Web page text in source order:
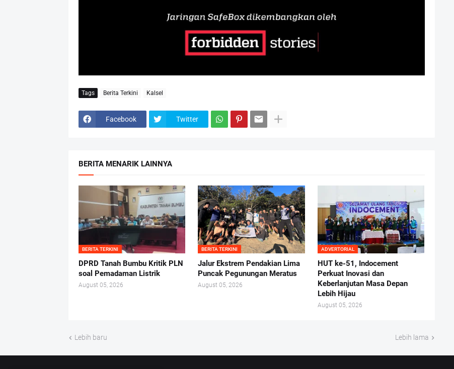
Tags Berita Terkini Kalsel
Facebook Twitter
BERITA MENARIK LAINNYA
BERITA TERKINI
DPRD Tanah Bumbu Kritik PLN
soal Pemadaman Listrik
August 05, 2026
BERITA TERKINI
Jalur Ekstrem Pendakian Lima
Puncak Pegunungan Meratus
August 05, 2026
ADVERTORIAL
HUT ke-51, Indocement
Perkuat Inovasi dan
Keberlanjutan Masa Depan
Lebih Hijau
August 05, 2026
Lebih baru Lebih lama